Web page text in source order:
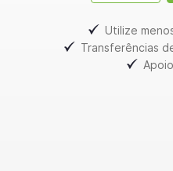
Utilize
Transferências